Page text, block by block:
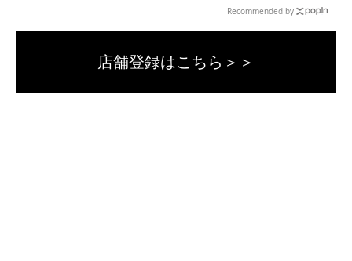
Recommended by
店舗登録はこちら＞＞